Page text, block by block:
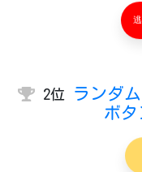
2位
ランダ
ボタ